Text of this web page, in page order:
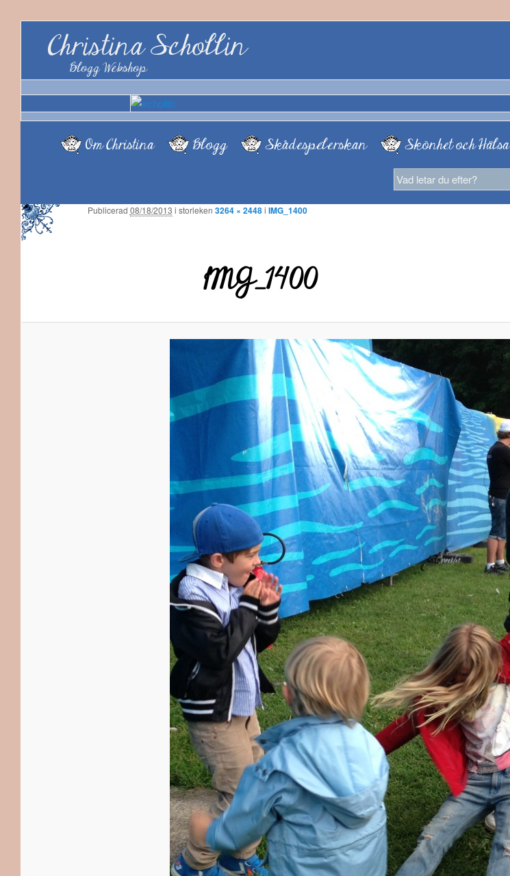
Christina Schollin
Blogg Webshop
Om Christina Blogg Skådespelerskan Skönhet och Hälsa
IMG_1400
Publicerad 08/18/2013 i storleken 3264 × 2448i IMG_1400